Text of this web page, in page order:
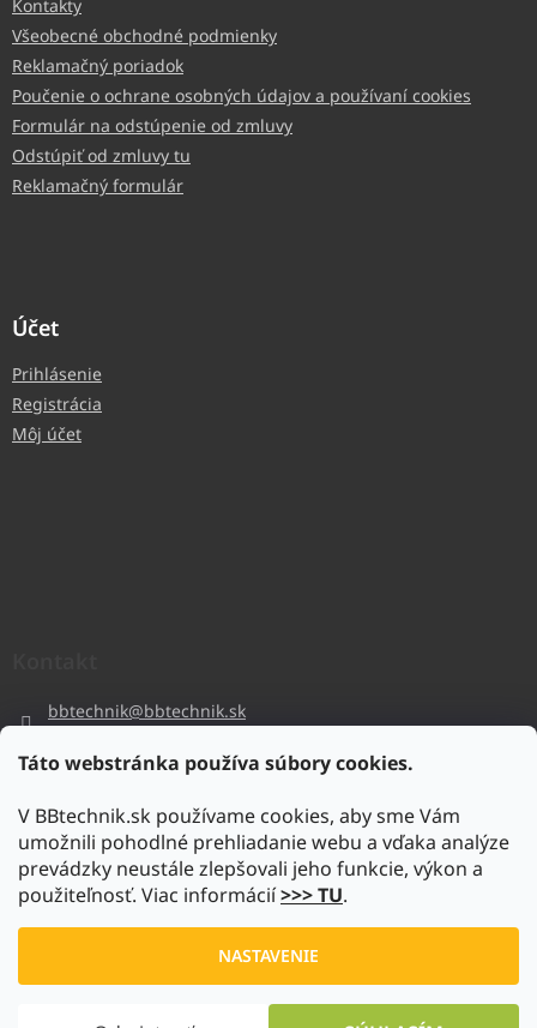
Táto webstránka používa súbory cookies.
V BBtechnik.sk používame cookies, aby sme Vám
umožnili pohodlné prehliadanie webu a vďaka analýze
prevádzky neustále zlepšovali jeho funkcie, výkon a
použiteľnosť. Viac informácií>>> TU.
NASTAVENIE
Kontakty
Všeobecné obchodné podmienky
Reklamačný poriadok
Poučenie o ochrane osobných údajov a používaní cookies
Formulár na odstúpenie od zmluvy
Odstúpiť od zmluvy tu
Reklamačný formulár
Účet
Prihlásenie
Registrácia
Môj účet
bbtechnik@bbtechnik.sk
bbtechnik
https://www.youtube.com/@bb-techniks.r.o.7746
www.bbtechnik.sk. Všetky práva vyhradené.